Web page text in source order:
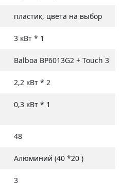
пластик, цвета на выбор
3 кВт * 1
Balboa BP6013G2 + Touch 3
2,2 кВт * 2
0,3 кВт * 1
48
Алюминий (40 *20 )
3